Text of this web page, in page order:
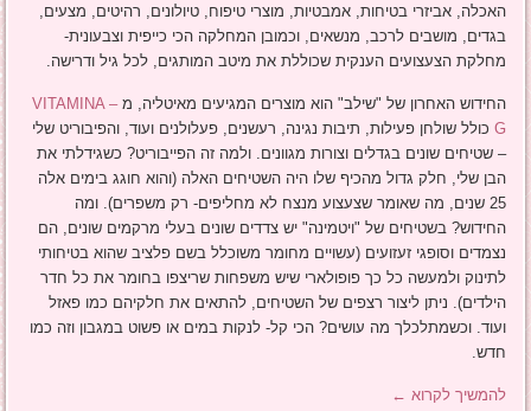
האכלה, אביזרי בטיחות, אמבטיות, מוצרי טיפוח, טיולונים, רהיטים, מצעים,
בגדים, מושבים לרכב, מנשאים, וכמובן המחלקה הכי כייפית וצבעונית-
מחלקת הצעצועים הענקית שכוללת את מיטב המותגים, לכל גיל ודרישה.
החידוש האחרון של "שילב" הוא מוצרים המגיעים מאיטליה, מ VITAMINA –
G כולל שולחן פעילות, תיבות נגינה, רעשנים, פעלולנים ועוד, והפיבוריט שלי
– שטיחים שונים בגדלים וצורות מגוונים. ולמה זה הפייבוריט? כשגידלתי את
הבן שלי, חלק גדול מהכיף שלו היה השטיחים האלה (והוא חוגג בימים אלה
25 שנים, מה שאומר שצעצוע מנצח לא מחליפים- רק משפרים). ומה
החידוש? בשטיחים של "ויטמינה" יש צדדים שונים בעלי מרקמים שונים, הם
נצמדים וסופגי זעזועים (עשויים מחומר משוכלל בשם פלציב שהוא בטיחותי
לתינוק ולמעשה כל כך פופולארי שיש משפחות שריצפו בחומר את כל חדר
הילדים). ניתן ליצור רצפים של השטיחים, להתאים את חלקיהם כמו פאזל
ועוד. וכשמתלכלך מה עושים? הכי קל- לנקות במים או פשוט במגבון וזה כמו
חדש.
להמשיך לקרוא ←